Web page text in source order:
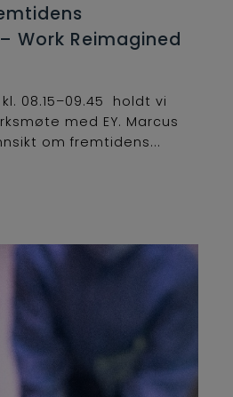
Work Reimagined
08.15–09.45 holdt vi
med EY. Marcus
om fremtidens...